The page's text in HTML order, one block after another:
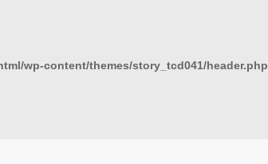
wp-content/themes/story_tcd041/header.php